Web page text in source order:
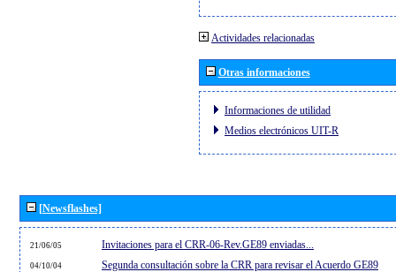
Actividades relacionadas
Otras informaciones
Informaciones de utilidad
Medios electrónicos UIT-R
[Newsflashes]
21/06/05 Invitaciones para el CRR-06-Rev.GE89 enviadas...
04/10/04 Segunda consultación sobre la CRR para revisar el Acuerdo GE89